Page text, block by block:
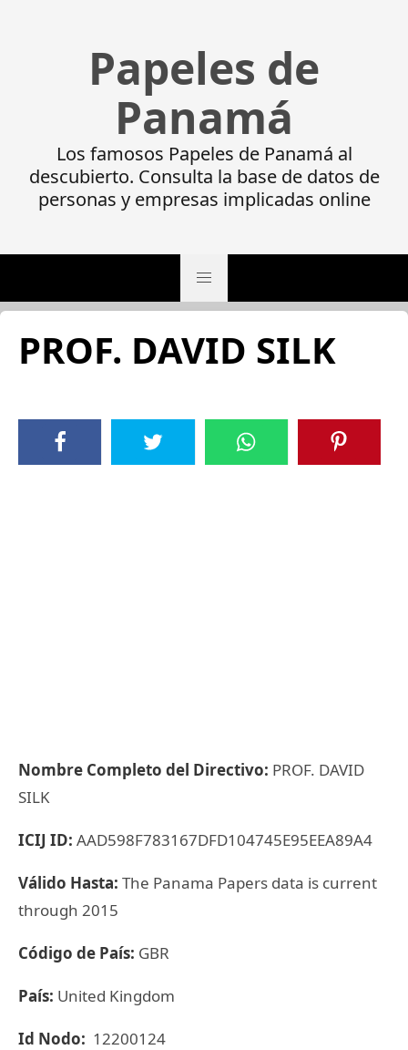
Papeles de
Panamá
Los famosos Papeles de Panamá al
descubierto. Consulta la base de datos de
personas y empresas implicadas online
PROF. DAVID SILK
Nombre Completo del Directivo: PROF. DAVID
SILK
ICIJ ID: AAD598F783167DFD104745E95EEA89A4
Válido Hasta: The Panama Papers data is current
through 2015
Código de País: GBR
País: United Kingdom
Id Nodo: 12200124